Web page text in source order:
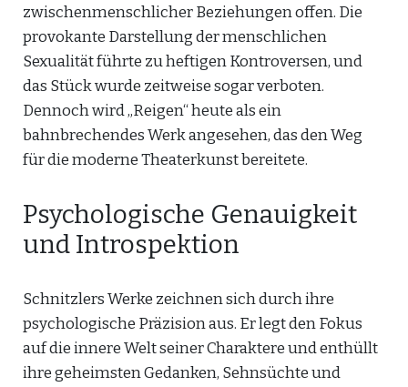
zwischenmenschlicher Beziehungen offen. Die
provokante Darstellung der menschlichen
Sexualität führte zu heftigen Kontroversen, und
das Stück wurde zeitweise sogar verboten.
Dennoch wird „Reigen“ heute als ein
bahnbrechendes Werk angesehen, das den Weg
für die moderne Theaterkunst bereitete.
Psychologische Genauigkeit
und Introspektion
Schnitzlers Werke zeichnen sich durch ihre
psychologische Präzision aus. Er legt den Fokus
auf die innere Welt seiner Charaktere und enthüllt
ihre geheimsten Gedanken, Sehnsüchte und